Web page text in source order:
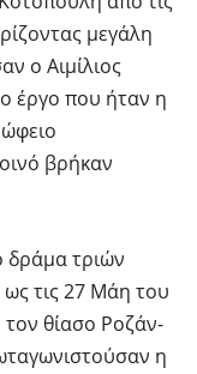
μεγάλη
ο Αιμίλιος
έργο που ήταν η
βρήκαν
δράμα τριών
ως τις 27 Μάη του
θίασο Ροζάν-
η